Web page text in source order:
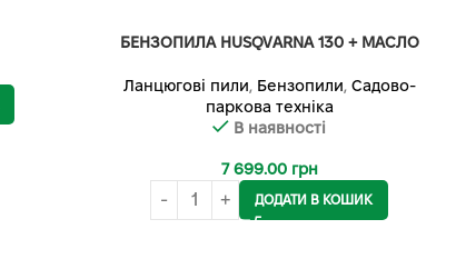
БЕНЗОПИЛА HUSQVARNA 130 + МАСЛО
Ланцюгові пили, Бензопили, Садово-
паркова техніка
В наявності
7 699.00 грн
ДОДАТИ В КОШИК